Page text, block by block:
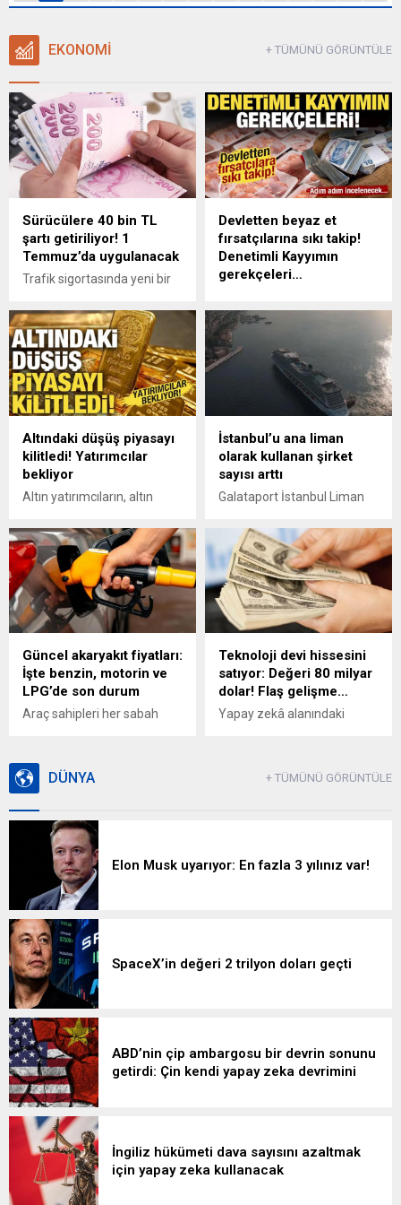
EKONOMİ + TÜMÜNÜ GÖRÜNTÜLE
Sürücülere 40 bin TL
şartı getiriliyor! 1
Temmuz’da uygulanacak
Trafik sigortasında yeni bir
Poliçelerde yer alan 400 bin
liralık maddi zarar
teminatının yüzde 10’unu
aşan, yani 40 bin liranın
üzerindeki hasarlar için
eksper atanması zorunlu
40 bin liranın altında kaldığı
durumlarda ise mevcut
süreçler uygulanmaya
devam edecek.
Devletten beyaz et
fırsatçılarına sıkı takip!
Denetimli Kayyımın
gerekçeleri…
üreticisine kayyum atandı.
Şirketlerin ticari faaliyetleri
kesintisiz sürerken;
kayyumlar, haksız fiyat
artışlarını ve kartelleşmeyi
önlemek için mali kayıtları,
devlet adına yakından
izleyecek.
Altındaki düşüş piyasayı
kilitledi! Yatırımcılar
bekliyor
Altın yatırımcıların, altın
bekleme moduna geçti. Son
2,5 ayın dibini gören gram
altın, 7 bin 811 liradan
düşerek yaklaşık yüzde 20
değer kaybetti.
İstanbul’u ana liman
olarak kullanan şirket
sayısı arttı
Galataport İstanbul Liman
Tuncay, İstanbul’u ana liman
olarak kullanan şirket
sayısında 2023-2025
döneminde yüzde 50 artış
olduğunu söyledi.
Güncel akaryakıt fiyatları:
İşte benzin, motorin ve
LPG’de son durum
Araç sahipleri her sabah
fiyatındaki oynaklık ve döviz
kuru, benzin ile motorin
işaret ediyor. Brent petrolün
bugünkü varil fiyatı 91,15
dolardır. İşte benzin, motorin
ve LPG'de son durum
Teknoloji devi hissesini
satıyor: Değeri 80 milyar
dolar! Flaş gelişme…
Yapay zekâ alanındaki
kapsamda gerekli
duyurdu.
DÜNYA + TÜMÜNÜ GÖRÜNTÜLE
Elon Musk uyarıyor: En fazla 3 yılınız var!
SpaceX’in değeri 2 trilyon doları geçti
ABD’nin çip ambargosu bir devrin sonunu
getirdi: Çin kendi yapay zeka devrimini
İngiliz hükümeti dava sayısını azaltmak
için yapay zeka kullanacak